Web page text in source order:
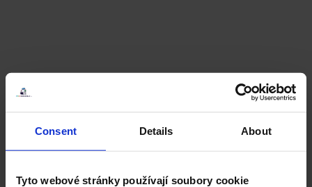
Consent Details About
Tyto webové stránky používají soubory cookie